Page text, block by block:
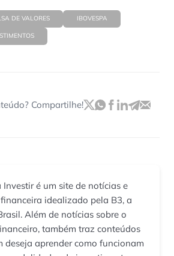
DE VALORES IBOVESPA
Compartilhe!
Investir é um site de notícias e
idealizado pela B3, a
Além de notícias sobre o
também traz conteúdos
deseja aprender como funcionam